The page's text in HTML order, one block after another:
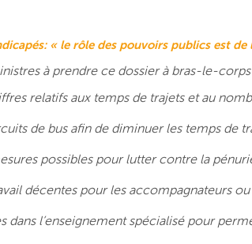
« le rôle des pouvoirs publics est de
à prendre ce dossier à bras-le-
relatifs aux temps de trajets et au
de bus afin de diminuer les temps de
possibles pour lutter contre la
décentes pour les accompagnateurs
dans l’enseignement spécialisé pour